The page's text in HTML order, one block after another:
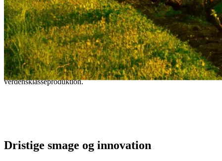
Australske vinregioner
Udforsk Australiens vinregioner, hvor dristige smage, innovative
teknikker og bæredygtighed går hånd i hånd i
verdensklasseproduktion.
Dristige smage og innovation